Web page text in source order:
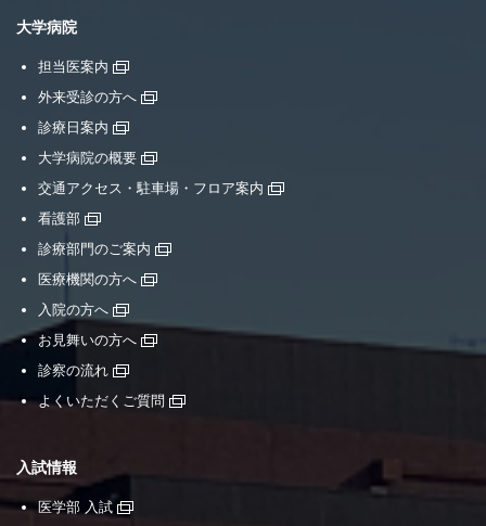
大学病院
担当医案内
外来受診の方へ
診療日案内
大学病院の概要
交通アクセス・駐車場・フロア案内
看護部
診療部門のご案内
医療機関の方へ
入院の方へ
お見舞いの方へ
診察の流れ
よくいただくご質問
入試情報
医学部 入試